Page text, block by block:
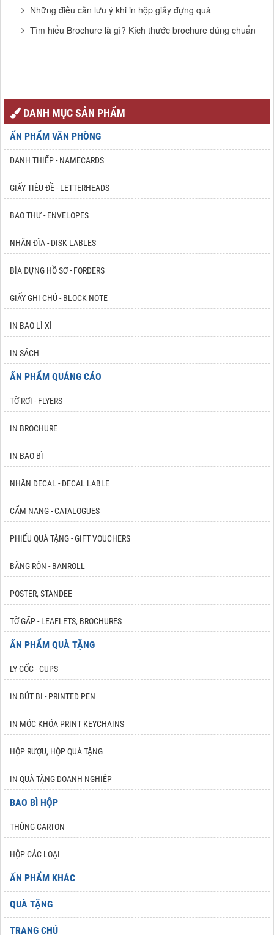
Những điều cần lưu ý khi in hộp giấy đựng quà
Tìm hiểu Brochure là gì? Kích thước brochure đúng chuẩn
DANH MỤC SẢN PHẨM
ẤN PHẨM VĂN PHÒNG
DANH THIẾP - NAMECARDS
GIẤY TIÊU ĐỀ - LETTERHEADS
BAO THƯ - ENVELOPES
NHÃN ĐĨA - DISK LABLES
BÌA ĐỰNG HỒ SƠ - FORDERS
GIẤY GHI CHÚ - BLOCK NOTE
IN BAO LÌ XÌ
IN SÁCH
ẤN PHẨM QUẢNG CÁO
TỜ RƠI - FLYERS
IN BROCHURE
IN BAO BÌ
NHÃN DECAL - DECAL LABLE
CẨM NANG - CATALOGUES
PHIẾU QUÀ TẶNG - GIFT VOUCHERS
BĂNG RÔN - BANROLL
POSTER, STANDEE
TỜ GẤP - LEAFLETS, BROCHURES
ẤN PHẨM QUÀ TẶNG
LY CỐC - CUPS
IN BÚT BI - PRINTED PEN
IN MÓC KHÓA PRINT KEYCHAINS
HỘP RƯỢU, HỘP QUÀ TẶNG
IN QUÀ TẶNG DOANH NGHIỆP
BAO BÌ HỘP
THÙNG CARTON
HỘP CÁC LOẠI
ẤN PHẨM KHÁC
QUÀ TẶNG
TRANG CHỦ